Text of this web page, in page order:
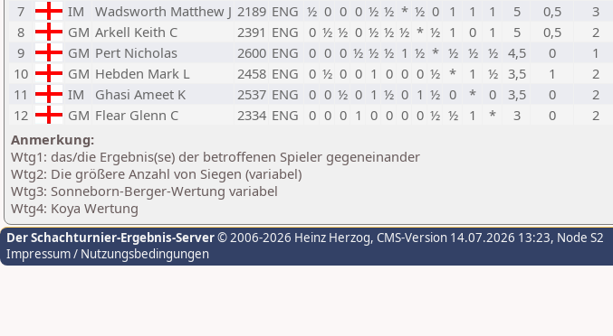
7
IM Wadsworth Matthew J 2189 ENG ½ 0 0 0 ½ ½ * ½ 0 1 1 1 5 0,5 3
8
GM Arkell Keith C 2391 ENG 0 ½ ½ 0 ½ ½ ½ * ½ 1 0 1 5 0,5 2
9
GM Pert Nicholas 2600 ENG 0 0 0 ½ ½ ½ 1 ½ * ½ ½ ½ 4,5 0 1
10
GM Hebden Mark L 2458 ENG 0 ½ 0 0 1 0 0 0 ½ * 1 ½ 3,5 1 2
11
IM Ghasi Ameet K 2537 ENG 0 0 ½ 0 1 ½ 0 1 ½ 0 * 0 3,5 0 2
12
GM Flear Glenn C 2334 ENG 0 0 0 1 0 0 0 0 ½ ½ 1 * 3 0 2
Anmerkung:
Wtg1: das/die Ergebnis(se) der betroffenen Spieler gegeneinander
Wtg2: Die größere Anzahl von Siegen (variabel)
Wtg3: Sonneborn-Berger-Wertung variabel
Wtg4: Koya Wertung
Der Schachturnier-Ergebnis-Server© 2006-2026 Heinz Herzog, CMS-Version 14.07.2026 13:23, Node S2
Impressum / Nutzungsbedingungen